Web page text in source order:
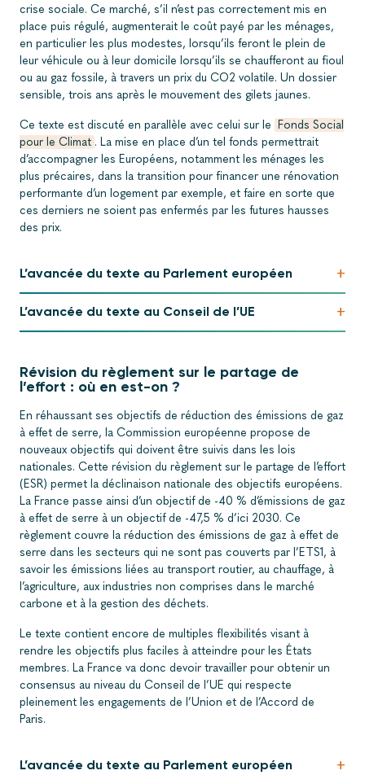
crise sociale. Ce marché, s’il n’est pas correctement mis en
place puis régulé, augmenterait le coût payé par les ménages,
en particulier les plus modestes, lorsqu’ils feront le plein de
leur véhicule ou à leur domicile lorsqu’ils se chaufferont au fioul
ou au gaz fossile, à travers un prix du CO2 volatile. Un dossier
sensible, trois ans après le mouvement des gilets jaunes.
Ce texte est discuté en parallèle avec celui sur le
Fonds Social
pour le Climat . La mise en place d’un tel fonds permettrait
d’accompagner les Européens, notamment les ménages les
plus précaires, dans la transition pour financer une rénovation
performante d’un logement par exemple, et faire en sorte que
ces derniers ne soient pas enfermés par les futures hausses
des prix.
L’avancée du texte au Parlement européen +
L’avancée du texte au Conseil de l’UE +
Révision du règlement sur le partage de
l’effort : où en est-on ?
En réhaussant ses objectifs de réduction des émissions de gaz
à effet de serre, la Commission européenne propose de
nouveaux objectifs qui doivent être suivis dans les lois
nationales. Cette révision du règlement sur le partage de l’effort
(ESR) permet la déclinaison nationale des objectifs européens.
La France passe ainsi d’un objectif de -40 % d’émissions de gaz
à effet de serre à un objectif de -47,5 % d’ici 2030. Ce
règlement couvre la réduction des émissions de gaz à effet de
serre dans les secteurs qui ne sont pas couverts par l’ETS1, à
savoir les émissions liées au transport routier, au chauffage, à
l’agriculture, aux industries non comprises dans le marché
carbone et à la gestion des déchets.
Le texte contient encore de multiples flexibilités visant à
rendre les objectifs plus faciles à atteindre pour les États
membres. La France va donc devoir travailler pour obtenir un
consensus au niveau du Conseil de l’UE qui respecte
pleinement les engagements de l’Union et de l’Accord de
Paris.
L’avancée du texte au Parlement européen +